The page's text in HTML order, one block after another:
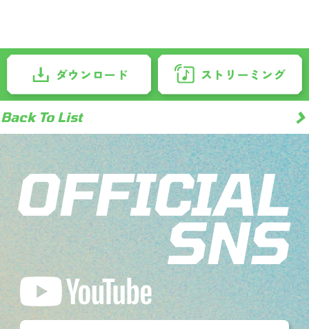
ダウンロード ストリーミング
Back To List >